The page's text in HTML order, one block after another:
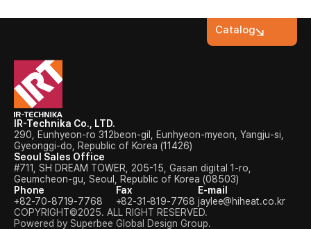
IR-Technika Co., LTD.
290, Eunhyeon-ro 312beon-gil, Eunhyeon-myeon, Yangju-si,
Gyeonggi-do, Republic of Korea (11426)
Seoul Sales Office
#711, SH DREAM TOWER, 205-15, Gasan digital 1-ro,
Geumcheon-gu, Seoul, Republic of Korea (08503)
Phone
+82-70-8719-7768
Fax
+82-31-819-7768
E-mail
jaylee@hiheat.co.kr
COPYRIGHT©2025. ALL RIGHT RESERVED.
Powered by Superbee Global Design Group.
Catalog